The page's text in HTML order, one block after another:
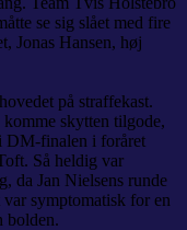
se sig slået med fire
Jonas Hansen, høj
på straffekast.
skytten tilgode,
DM-finalen i foråret
Så heldig var
da Jan Nielsens runde
symptomatisk for en
bolden.